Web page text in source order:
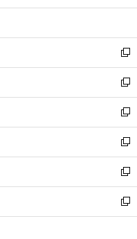
開
ウ
開
く
ン
ウ
で
開
く
ウ
ン
ド
ウ
で
開
く
新
し
い
ウ
ィ
ン
ド
ウ
で
開
く
新
し
い
ウ
ィ
ン
ド
ウ
で
開
新
し
い
ウ
ィ
ン
ド
ウ
新
し
い
ウ
ィ
ン
新
し
い
ウ
新
し